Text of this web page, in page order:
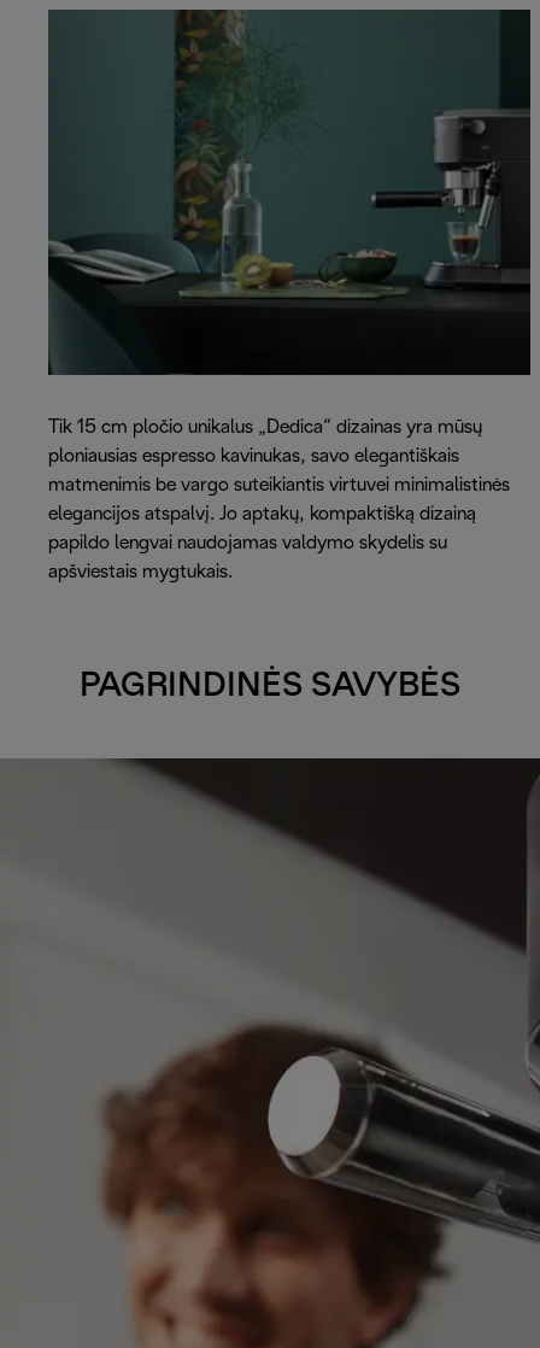
Tik 15 cm pločio unikalus „Dedica“ dizainas yra mūsų
ploniausias espresso kavinukas, savo elegantiškais
matmenimis be vargo suteikiantis virtuvei minimalistinės
elegancijos atspalvį. Jo aptakų, kompaktišką dizainą
papildo lengvai naudojamas valdymo skydelis su
apšviestais mygtukais.
PAGRINDINĖS SAVYBĖS